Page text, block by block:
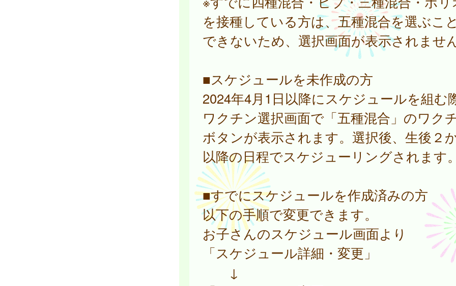
を接種している方は、五種混合を選ぶこ
できないため、選択画面が表示されませ
■スケジュールを未作成の方
2024年4月1日以降にスケジュールを組む
ワクチン選択画面で「五種混合」のワク
ボタンが表示されます。選択後、生後２
以降の日程でスケジューリングされます
■すでにスケジュールを作成済みの方
以下の手順で変更できます。
お子さんのスケジュール画面より
「スケジュール詳細・変更」
↓